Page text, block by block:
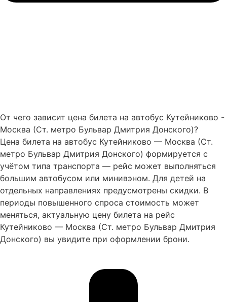
От чего зависит цена билета на автобус Кутейниково -
Москва (Ст. метро Бульвар Дмитрия Донского)?
Цена билета на автобус Кутейниково — Москва (Ст.
метро Бульвар Дмитрия Донского) формируется с
учётом типа транспорта — рейс может выполняться
большим автобусом или минивэном. Для детей на
отдельных направлениях предусмотрены скидки. В
периоды повышенного спроса стоимость может
меняться, актуальную цену билета на рейс
Кутейниково — Москва (Ст. метро Бульвар Дмитрия
Донского) вы увидите при оформлении брони.